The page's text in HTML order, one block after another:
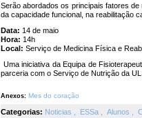
Serão abordados os principais fatores
da capacidade funcional, na reabilitação
Data: 14 de maio
Hora: 14h
Local: Serviço de Medicina Física e
Uma iniciativa da Equipa de
parceria com o Serviço de Nutrição da
Anexos: Mes do coração
Categorias: Noticias ESSa Alunos